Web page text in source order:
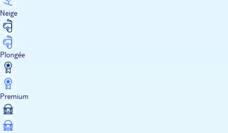
Neige
Plongée
Premium